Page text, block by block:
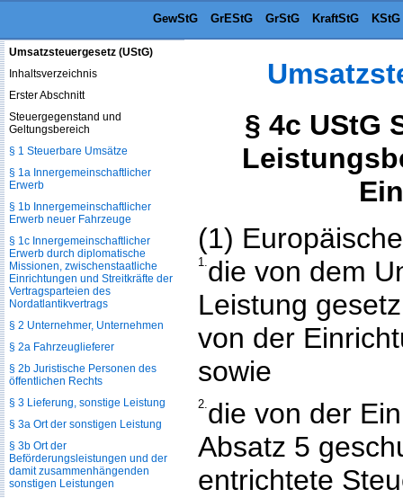
GewStG GrEStG GrStG KraftStG KStG
§ 4c UStG
(1)
1.die von dem
Leistung
von der
sowie
2.die von der
Absatz 5
entrichtete
Umsatzsteuergesetz (UStG)
Inhaltsverzeichnis
Erster Abschnitt
Steuergegenstand und
Geltungsbereich
§ 1 Steuerbare Umsätze
§ 1a Innergemeinschaftlicher
Erwerb
§ 1b Innergemeinschaftlicher
Erwerb neuer Fahrzeuge
§ 1c Innergemeinschaftlicher
Erwerb durch diplomatische
Missionen, zwischenstaatliche
Einrichtungen und Streitkräfte der
Vertragsparteien des
Nordatlantikvertrags
§ 2 Unternehmer, Unternehmen
§ 2a Fahrzeuglieferer
§ 2b Juristische Personen des
öffentlichen Rechts
§ 3 Lieferung, sonstige Leistung
§ 3a Ort der sonstigen Leistung
§ 3b Ort der
Beförderungsleistungen und der
damit zusammenhängenden
sonstigen Leistungen